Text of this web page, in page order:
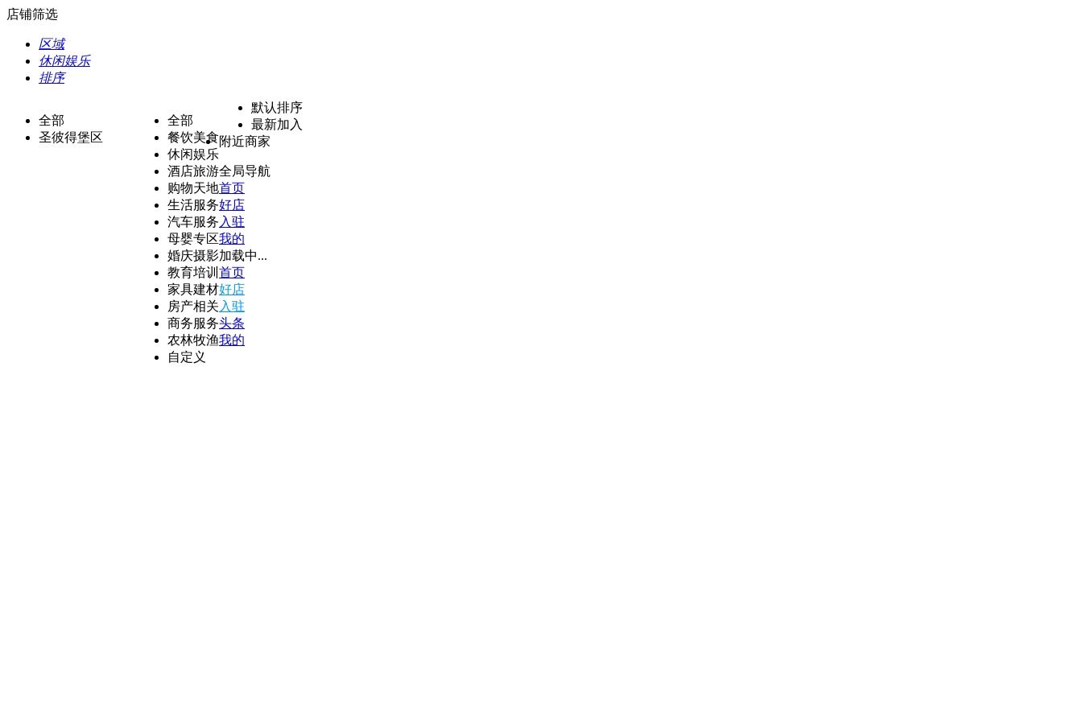
店铺筛选
区域
休闲娱乐
排序
全部
圣彼得堡区
全部
餐饮美食
休闲娱乐
酒店旅游
购物天地
生活服务
汽车服务
母婴专区
婚庆摄影
教育培训
家具建材
房产相关
商务服务
农林牧渔
自定义
默认排序
最新加入
附近商家
全局导航
首页
好店
入驻
我的
加载中...
首页
好店
入驻
头条
我的